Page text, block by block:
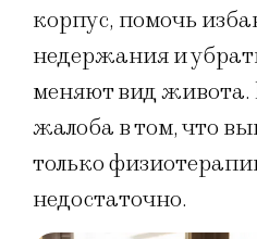
корпус, помочь
недержания и
меняют вид живота.
жалоба в том, что
только
недостаточно.